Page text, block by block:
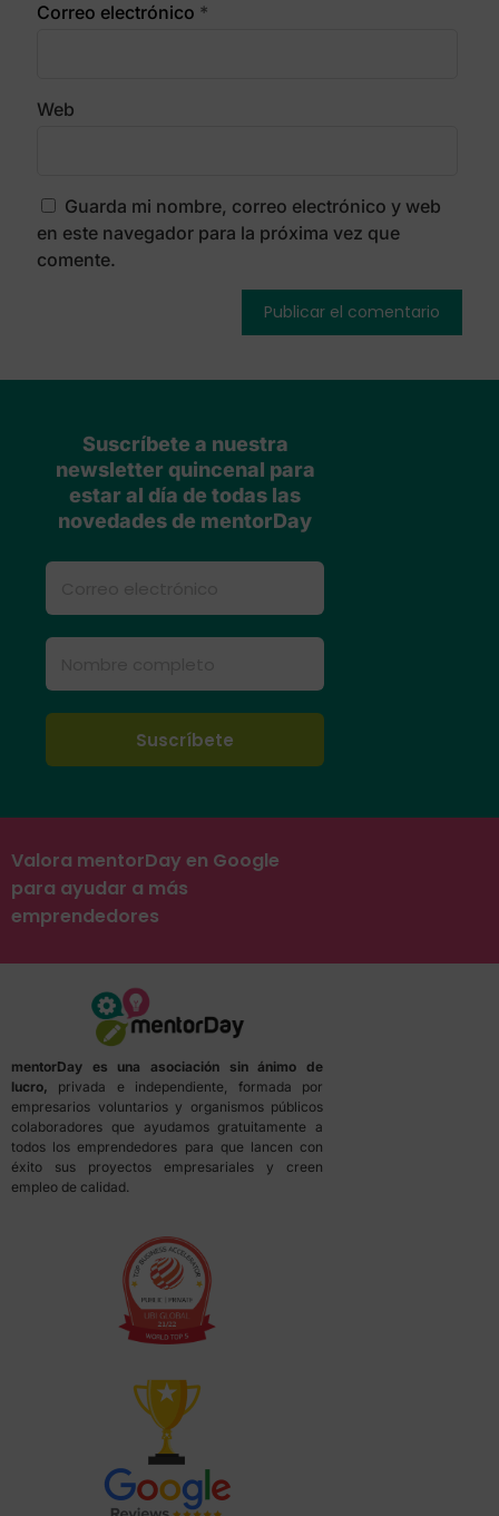
Correo electrónico *
Web
Guarda mi nombre, correo electrónico y web
en este navegador para la próxima vez que
comente.
Suscríbete a nuestra
newsletter quincenal para
estar al día de todas las
novedades de mentorDay
Valora mentorDay en Google
para ayudar a más
emprendedores
mentorDay es una asociación sin ánimo de
lucro, privada e independiente, formada por
empresarios voluntarios y organismos públicos
colaboradores que ayudamos gratuitamente a
todos los emprendedores para que lancen con
éxito sus proyectos empresariales y creen
empleo de calidad.